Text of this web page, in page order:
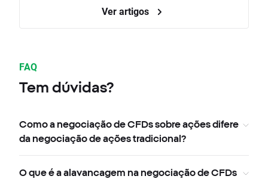
Ver artigos
FAQ
Tem dúvidas?
Como a negociação de CFDs sobre ações difere
da negociação de ações tradicional?
O que é a alavancagem na negociação de CFDs